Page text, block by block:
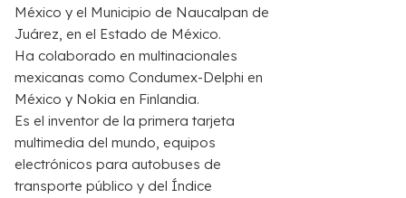
México y el Municipio de Naucalpan de
Juárez, en el Estado de México.
Ha colaborado en multinacionales
mexicanas como Condumex-Delphi en
México y Nokia en Finlandia.
Es el inventor de la primera tarjeta
multimedia del mundo, equipos
electrónicos para autobuses de
transporte público y del Índice